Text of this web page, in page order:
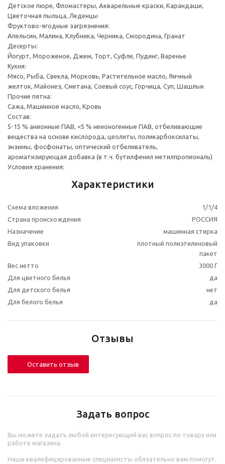
Детское пюре, Фломастеры, Акварельные краски, Карандаши,
Цветочная пыльца, Леденцы
Фруктово-ягодные загрязнения:
Апельсин, Малина, Клубника, Черника, Смородина, Гранат
Десерты:
Йогурт, Мороженое, Джем, Торт, Суфле, Пудинг, Варенье
Кухня:
Мясо, Рыба, Свекла, Морковь, Растительное масло, Яичный
желток, Майонез, Сметана, Соевый соус, Горчица, Суп, Шашлык
Прочие пятна:
Сажа, Машинное масло, Кровь
Состав:
5-15 % анионные ПАВ, <5 % неионогенные ПАВ, отбеливающие
вещества на основе кислорода, цеолиты, поликарбоксилаты,
энзимы, фосфонаты, оптический отбеливатель,
ароматизирующая добавка (в т.ч. бутилфенил метилпропиональ)
Условия хранения:
Характеристики
Схема вложения
1/1/4
Страна происхождения
РОССИЯ
Назначение
машинная стирка
Вид упаковки
плотный полиэтиленовый
пакет
Вес нетто
3000 Г
Для цветного белья
да
Для детского белья
нет
Для белого белья
да
Отзывы
Оставить отзыв
Задать вопрос
Вы можете задать любой интересующий вас вопрос по товару или
работе магазина.
Наши квалифицированные специалисты обязательно вам помогут.